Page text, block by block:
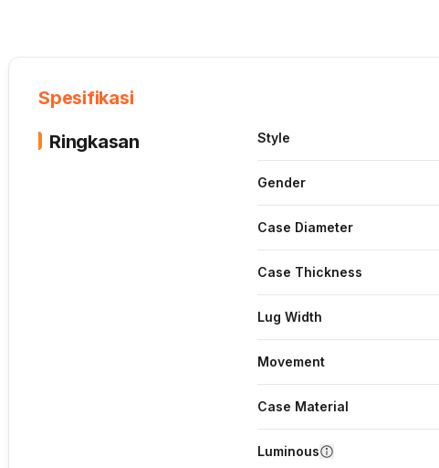
Spesifikasi
Ringkasan
Style
Gender
Case Diameter
Case Thickness
Lug Width
Movement
Case Material
Luminous